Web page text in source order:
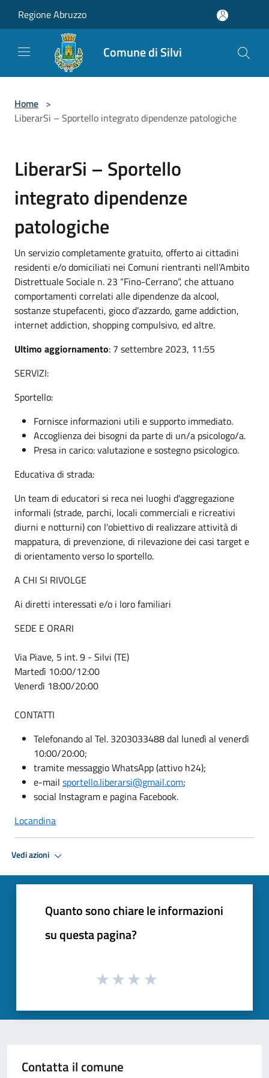
Regione Abruzzo
Comune di Silvi
Home >
LiberarSi – Sportello integrato dipendenze patologiche
LiberarSi – Sportello
integrato dipendenze
patologiche
Un servizio completamente gratuito, offerto ai cittadini
residenti e/o domiciliati nei Comuni rientranti nell’Ambito
Distrettuale Sociale n. 23 “Fino-Cerrano”, che attuano
comportamenti correlati alle dipendenze da alcool,
sostanze stupefacenti, gioco d’azzardo, game addiction,
internet addiction, shopping compulsivo, ed altre.
Ultimo aggiornamento: 7 settembre 2023, 11:55
SERVIZI:
Sportello:
Fornisce informazioni utili e supporto immediato.
Accoglienza dei bisogni da parte di un/a psicologo/a.
Presa in carico: valutazione e sostegno psicologico.
Educativa di strada:
Un team di educatori si reca nei luoghi d'aggregazione
informali (strade, parchi, locali commerciali e ricreativi
diurni e notturni) con l'obiettivo di realizzare attività di
mappatura, di prevenzione, di rilevazione dei casi target e
di orientamento verso lo sportello.
A CHI SI RIVOLGE
Ai diretti interessati e/o i loro familiari
SEDE E ORARI
Via Piave, 5 int. 9 - Silvi (TE)
Martedì 10:00/12:00
Venerdì 18:00/20:00
CONTATTI
Telefonando al Tel. 3203033488 dal lunedì al venerdì
10:00/20:00;
tramite messaggio WhatsApp (attivo h24);
e-mail sportello.liberarsi@gmail.com;
social Instagram e pagina Facebook.
Locandina
Vedi azioni
Quanto sono chiare le informazioni
su questa pagina?
Contatta il comune